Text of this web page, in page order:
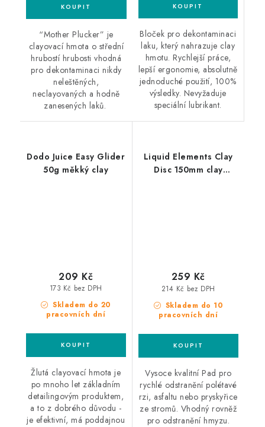
“Mother Plucker” je
clayovací hmota o střední
hrubostí hrubosti vhodná
pro dekontaminaci nikdy
neleštěných,
neclayovaných a hodně
zanesených laků.
Bloček pro dekontaminaci
laku, který nahrazuje clay
hmotu. Rychlejší práce,
lepší ergonomie, absolutně
jednoduché použití, 100%
výsledky. Nevyžaduje
speciální lubrikant.
Dodo Juice Easy Glider
50g měkký clay
Skladem do 20
pracovních dní
173 Kč bez DPH
209 Kč
Žlutá clayovací hmota je
po mnoho let základním
detailingovým produktem,
a to z dobrého důvodu -
je efektivní, má poddajnou
Liquid Elements Clay
Disc 150mm clay
Skladem do 10
pracovních dní
214 Kč bez DPH
259 Kč
Vysoce kvalitní Pad pro
rychlé odstranění polétavé
rzi, asfaltu nebo pryskyřice
ze stromů. Vhodný rovněž
pro odstranění hmyzu.